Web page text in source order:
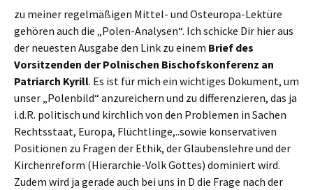
zu meiner regelmäßigen Mittel- und Osteuropa-Lektüre
gehören auch die „Polen-Analysen“. Ich schicke Dir hier aus
der neuesten Ausgabe den Link zu einem Brief des
Vorsitzenden der Polnischen Bischofskonferenz an
Patriarch Kyrill. Es ist für mich ein wichtiges Dokument, um
unser „Polenbild“ anzureichern und zu differenzieren, das ja
i.d.R. politisch und kirchlich von den Problemen in Sachen
Rechtsstaat, Europa, Flüchtlinge,..sowie konservativen
Positionen zu Fragen der Ethik, der Glaubenslehre und der
Kirchenreform (Hierarchie-Volk Gottes) dominiert wird.
Zudem wird ja gerade auch bei uns in D die Frage nach der